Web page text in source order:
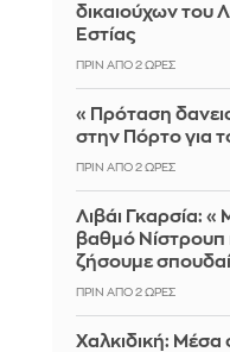
δικαιούχων του
Εστίας
ΠΡΙΝ ΑΠΌ 2 ΏΡΕΣ
«Πρόταση
στην Πόρτο για
ΠΡΙΝ ΑΠΌ 2 ΏΡΕΣ
Λιβάι Γκαρσία:
βαθμό Νίστρουπ
ζήσουμε
ΠΡΙΝ ΑΠΌ 2 ΏΡΕΣ
Χαλκιδική: Μέσα